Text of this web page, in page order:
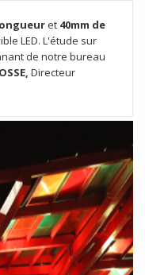
et 40mm de
LED. L'étude sur
de notre bureau
Directeur